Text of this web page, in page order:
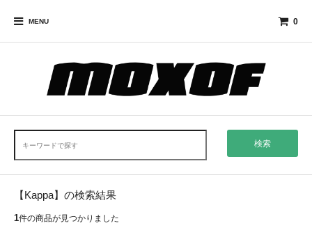
MENU 0
検索
【Kappa】の検索結果
1件の商品が見つかりました